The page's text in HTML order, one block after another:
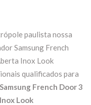
paulista nossa
Samsung French
Inox Look
qualificados para
French Door 3
Look